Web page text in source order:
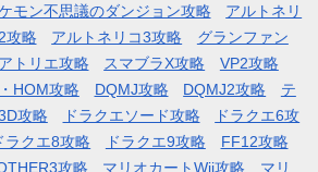
モン不思議のダンジョン攻略
アルトネリ
攻略 アルトネリコ3攻略
グランファン
トリエ攻略 スマブラX攻略
VP2攻略
HOM攻略
DQMJ攻略 DQMJ2攻略
テ
攻略
ドラクエソード攻略
ドラクエ6攻
ラクエ8攻略 ドラクエ9攻略
FF12攻略
攻略 マリオカートWii攻略 マリ